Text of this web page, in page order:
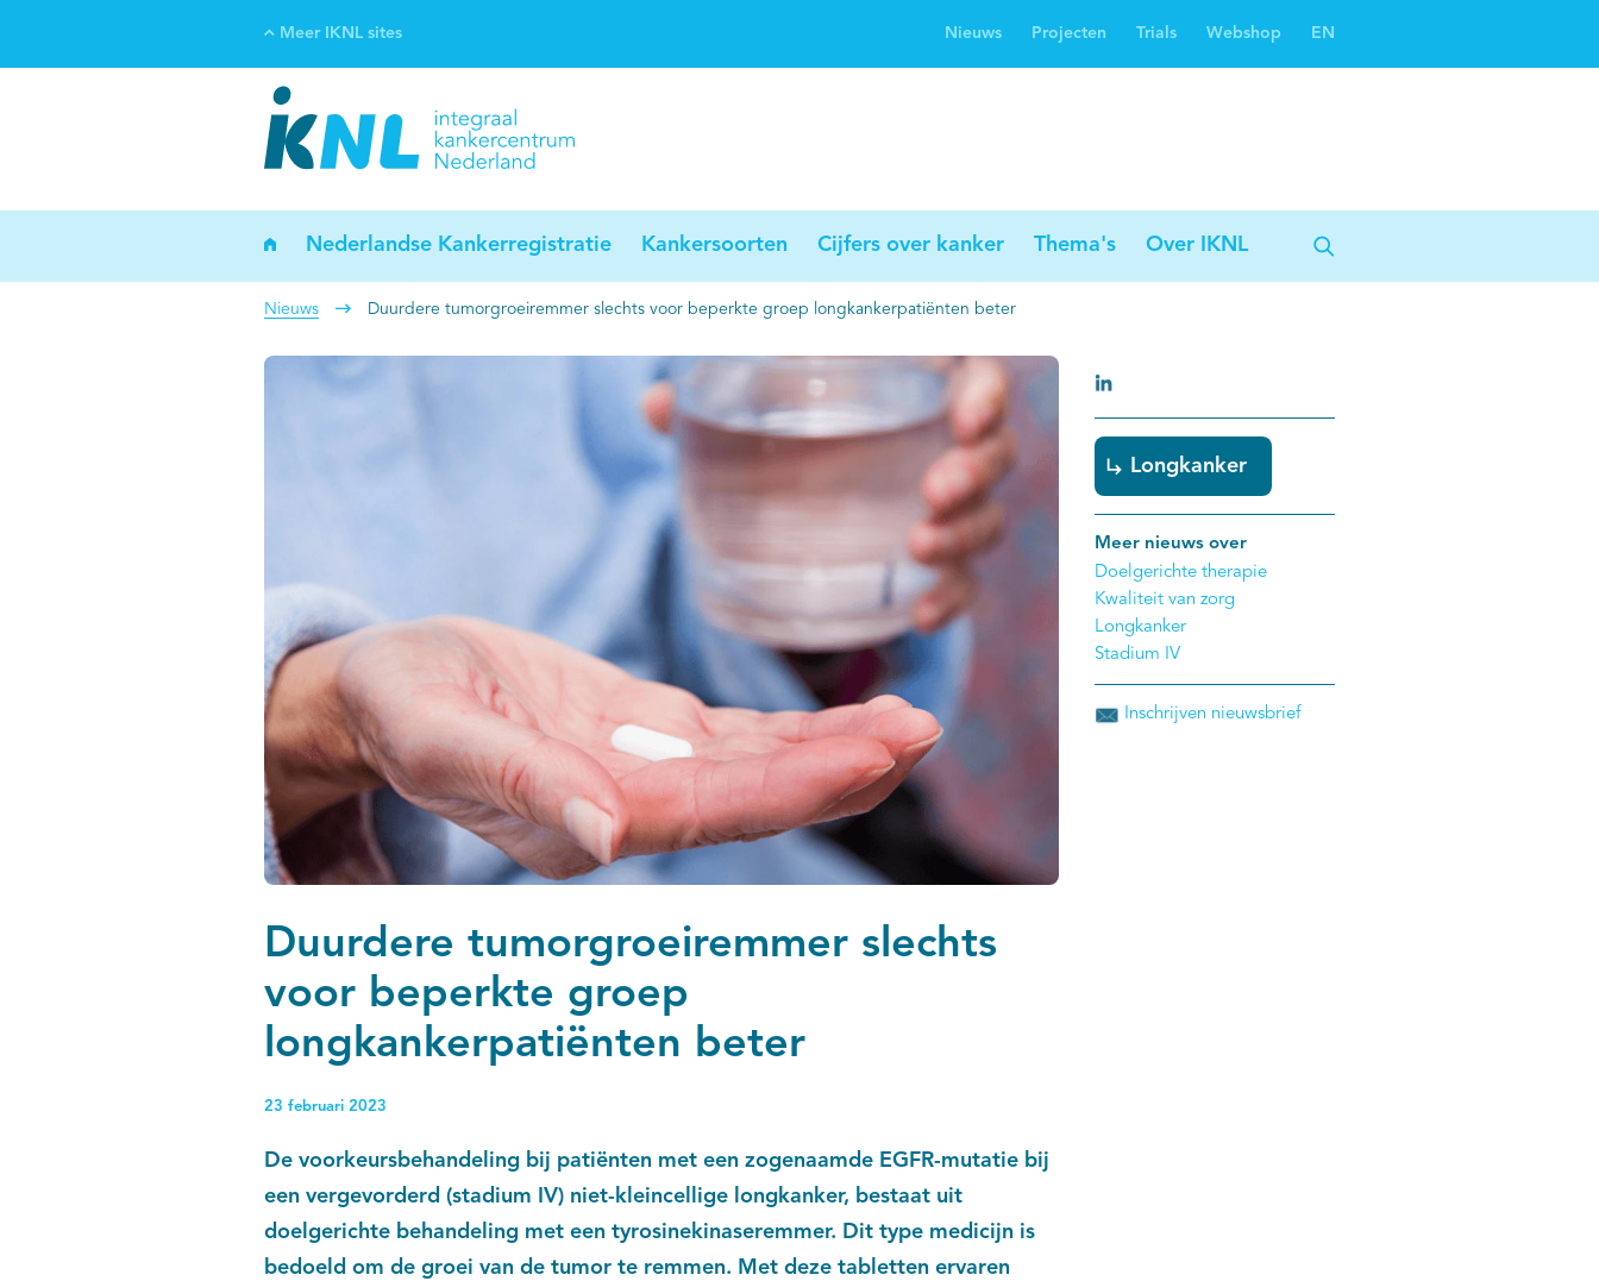
kanker
Meer IKNL sites Nieuws Projecten Trials Webshop EN
Nederlandse Kankerregistratie Kankersoorten Cijfers over kanker Thema's Over IKNL
Nieuws Duurdere tumorgroeiremmer slechts voor beperkte groep longkankerpatiënten beter
Duurdere tumorgroeiremmer slechts
voor beperkte groep
longkankerpatiënten beter
23 februari 2023
De voorkeursbehandeling bij patiënten met een zogenaamde EGFR-mutatie bij
een vergevorderd (stadium IV) niet-kleincellige longkanker, bestaat uit
doelgerichte behandeling met een tyrosinekinaseremmer. Dit type medicijn is
bedoeld om de groei van de tumor te remmen. Met deze tabletten ervaren
Longkanker
Meer nieuws over
Doelgerichte therapie
Kwaliteit van zorg
Longkanker
Stadium IV
Inschrijven nieuwsbrief